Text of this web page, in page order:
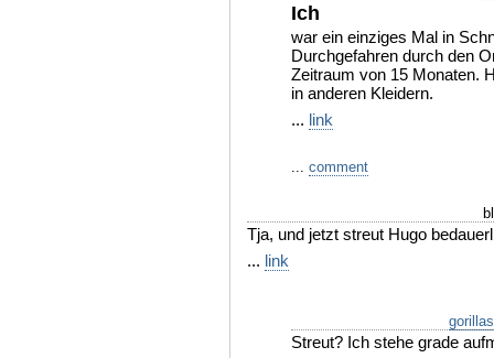
Ich
war ein einziges Mal in
Durchgefahren durch den
Zeitraum von 15 Monaten.
in anderen Kleidern.
... link
... comment
Tja, und jetzt streut Hugo
... link
Streut? Ich stehe grade